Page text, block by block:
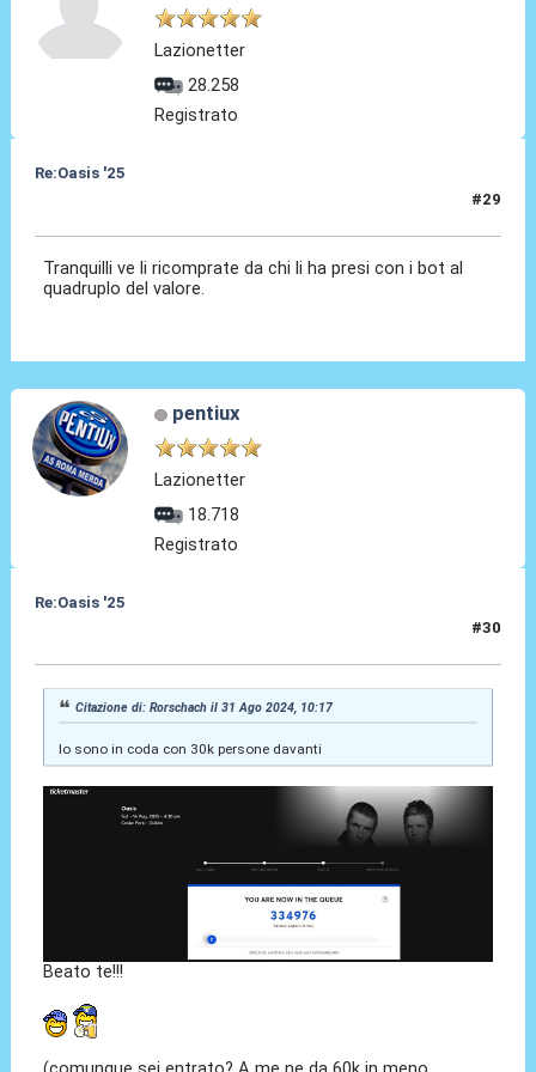
Lazionetter
28.258
Registrato
Re:Oasis '25
#29
Tranquilli ve li ricomprate da chi li ha presi con i bot al
quadruplo del valore.
pentiux
Lazionetter
18.718
Registrato
Re:Oasis '25
#30
Citazione di: Rorschach il 31 Ago 2024, 10:17
Io sono in coda con 30k persone davanti
Beato te!!!